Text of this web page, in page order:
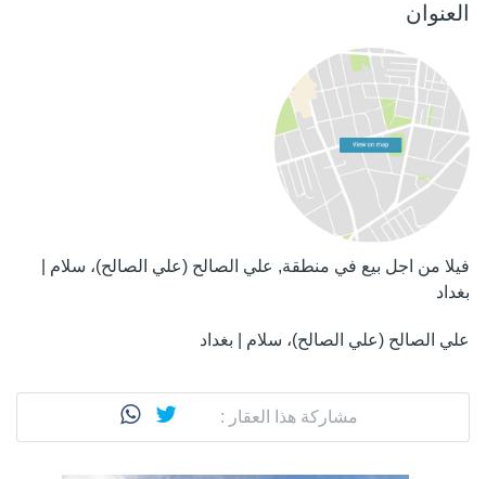
العنوان
فيلا من اجل بيع في منطقة, علي الصالح (علي الصالح)، سلام |
بغداد
علي الصالح (علي الصالح)، سلام | بغداد
مشاركة هذا العقار :